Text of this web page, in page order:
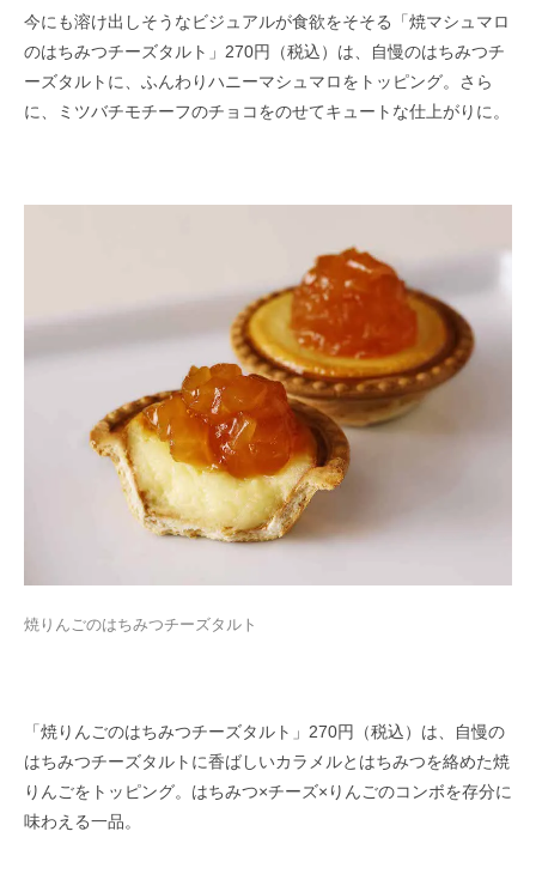
今にも溶け出しそうなビジュアルが食欲をそそる「焼マシュマロ
のはちみつチーズタルト」270円（税込）は、自慢のはちみつチ
ーズタルトに、ふんわりハニーマシュマロをトッピング。さら
に、ミツバチモチーフのチョコをのせてキュートな仕上がりに。
焼りんごのはちみつチーズタルト
「焼りんごのはちみつチーズタルト」270円（税込）は、自慢の
はちみつチーズタルトに香ばしいカラメルとはちみつを絡めた焼
りんごをトッピング。はちみつ×チーズ×りんごのコンボを存分に
味わえる一品。